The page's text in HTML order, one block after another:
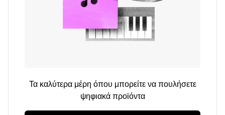
Τα καλύτερα μέρη όπου μπορείτε να πουλήσετε
ψηφιακά προϊόντα